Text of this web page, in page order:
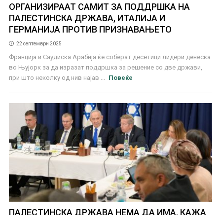
ОРГАНИЗИРААТ САМИТ ЗА ПОДДРШКА НА
ПАЛЕСТИНСКА ДРЖАВА, ИТАЛИЈА И
ГЕРМАНИЈА ПРОТИВ ПРИЗНАВАЊЕТО
22 септември 2025
Франција и Саудиска Арабија ќе соберат десетици лидери денеска
во Њујорк за да изразат поддршка за решение со две држави,
при што неколку од нив најав ...
Повеќе
ПАЛЕСТИНСКА ДРЖАВА НЕМА ДА ИМА, КАЖА